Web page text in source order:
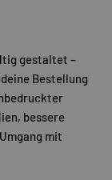
gestaltet –
Bestellung
bessere
mit